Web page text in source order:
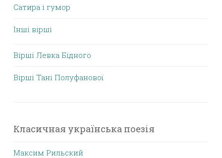
Сатира і гумор
Інші вірші
Вірші Левка Бідного
Вірші Тані Полуфанової
Класичная українська поезія
Максим Рильский